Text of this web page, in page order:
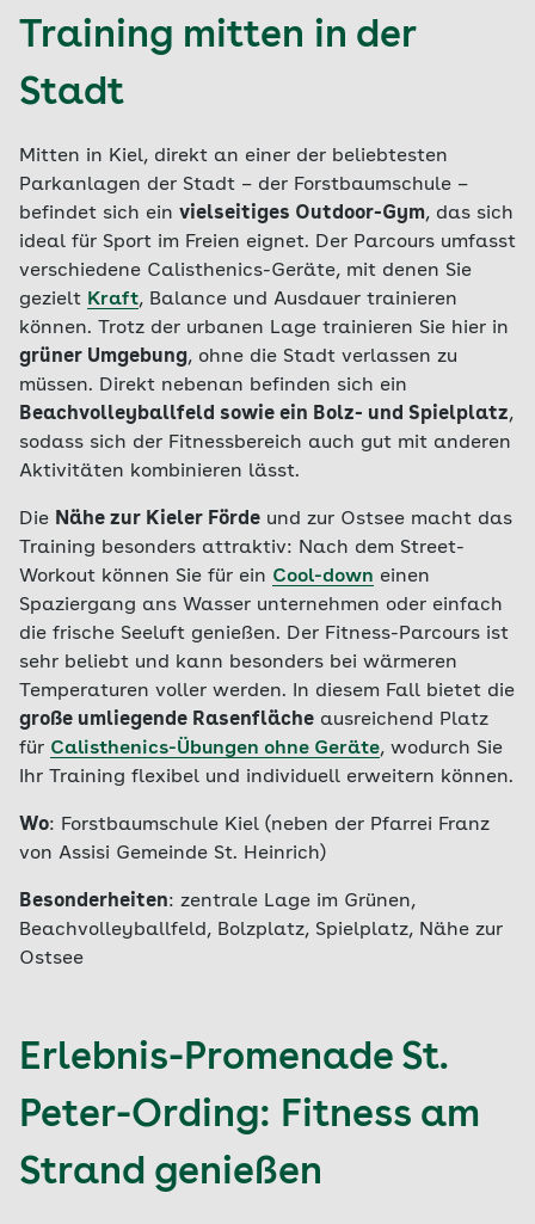
Training mitten in der
Stadt
Mitten in Kiel, direkt an einer der beliebtesten
Parkanlagen der Stadt – der Forstbaumschule –
befindet sich ein vielseitiges Outdoor-Gym, das sich
ideal für Sport im Freien eignet. Der Parcours umfasst
verschiedene Calisthenics-Geräte, mit denen Sie
gezielt Kraft, Balance und Ausdauer trainieren
können. Trotz der urbanen Lage trainieren Sie hier in
grüner Umgebung, ohne die Stadt verlassen zu
müssen. Direkt nebenan befinden sich ein
Beachvolleyballfeld sowie ein Bolz- und Spielplatz,
sodass sich der Fitnessbereich auch gut mit anderen
Aktivitäten kombinieren lässt.
Die Nähe zur Kieler Förde und zur Ostsee macht das
Training besonders attraktiv: Nach dem Street-
Workout können Sie für ein Cool-down einen
Spaziergang ans Wasser unternehmen oder einfach
die frische Seeluft genießen. Der Fitness-Parcours ist
sehr beliebt und kann besonders bei wärmeren
Temperaturen voller werden. In diesem Fall bietet die
große umliegende Rasenfläche ausreichend Platz
für Calisthenics-Übungen ohne Geräte, wodurch Sie
Ihr Training flexibel und individuell erweitern können.
Wo: Forstbaumschule Kiel (neben der Pfarrei Franz
von Assisi Gemeinde St. Heinrich)
Besonderheiten: zentrale Lage im Grünen,
Beachvolleyballfeld, Bolzplatz, Spielplatz, Nähe zur
Ostsee
Erlebnis-Promenade St.
Peter-Ording: Fitness am
Strand genießen